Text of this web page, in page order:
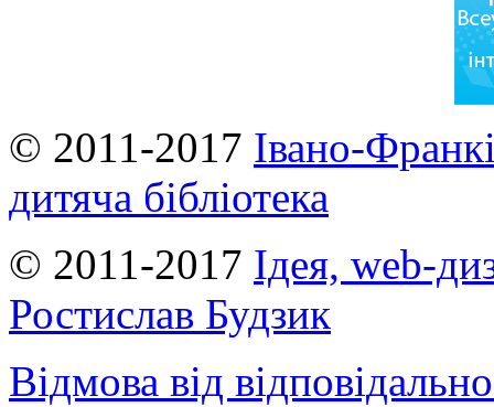
© 2011-2017 Івано-
дитяча бібліотека
© 2011-2017 Ідея, web-
Ростислав Будзик
Відмова від